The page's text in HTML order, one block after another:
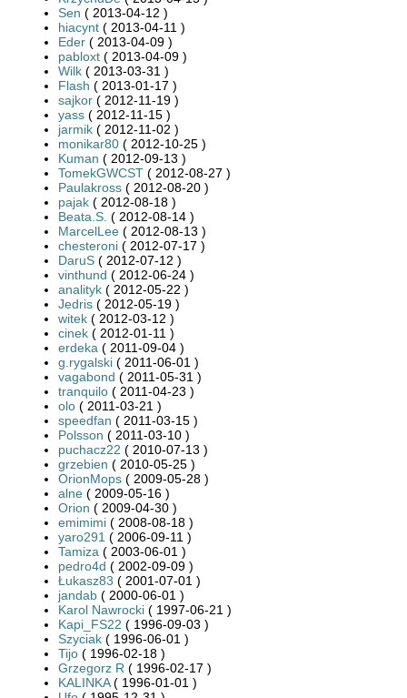
Sen ( 2013-04-12 )
hiacynt ( 2013-04-11 )
Eder ( 2013-04-09 )
pabloxt ( 2013-04-09 )
Wilk ( 2013-03-31 )
Flash ( 2013-01-17 )
sajkor ( 2012-11-19 )
yass ( 2012-11-15 )
jarmik ( 2012-11-02 )
monikar80 ( 2012-10-25 )
Kuman ( 2012-09-13 )
TomekGWCST ( 2012-08-27 )
Paulakross ( 2012-08-20 )
pajak ( 2012-08-18 )
Beata.S. ( 2012-08-14 )
MarcelLee ( 2012-08-13 )
chesteroni ( 2012-07-17 )
DaruS ( 2012-07-12 )
vinthund ( 2012-06-24 )
analityk ( 2012-05-22 )
Jedris ( 2012-05-19 )
witek ( 2012-03-12 )
cinek ( 2012-01-11 )
erdeka ( 2011-09-04 )
g.rygalski ( 2011-06-01 )
vagabond ( 2011-05-31 )
tranquilo ( 2011-04-23 )
olo ( 2011-03-21 )
speedfan ( 2011-03-15 )
Polsson ( 2011-03-10 )
puchacz22 ( 2010-07-13 )
grzebien ( 2010-05-25 )
OrionMops ( 2009-05-28 )
alne ( 2009-05-16 )
Orion ( 2009-04-30 )
emimimi ( 2008-08-18 )
yaro291 ( 2006-09-11 )
Tamiza ( 2003-06-01 )
pedro4d ( 2002-09-09 )
Łukasz83 ( 2001-07-01 )
jandab ( 2000-06-01 )
Karol Nawrocki ( 1997-06-21 )
Kapi_FS22 ( 1996-09-03 )
Szyciak ( 1996-06-01 )
Tijo ( 1996-02-18 )
Grzegorz R ( 1996-02-17 )
KALINKA( 1996-01-01 )